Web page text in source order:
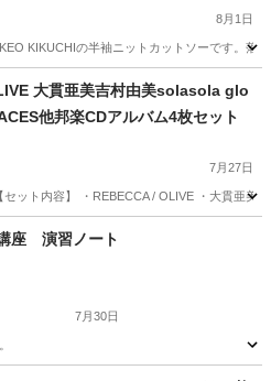
8月1日
KIKUCHIの半袖ニットカットソーです。
TAKEO KIKUCHI
大貫亜美吉村由美solasola glo
他邦楽CDアルバム4枚セット
7月27日
ット内容】 ・REBECCA / OLIVE ・大貫亜美
座 演習ノート
7月30日